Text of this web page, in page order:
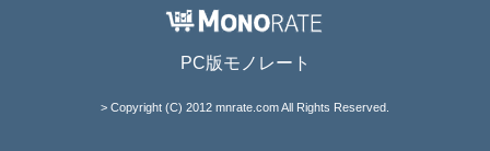
PC版モノレート
> Copyright (C) 2012 mnrate.com All Rights Reserved.